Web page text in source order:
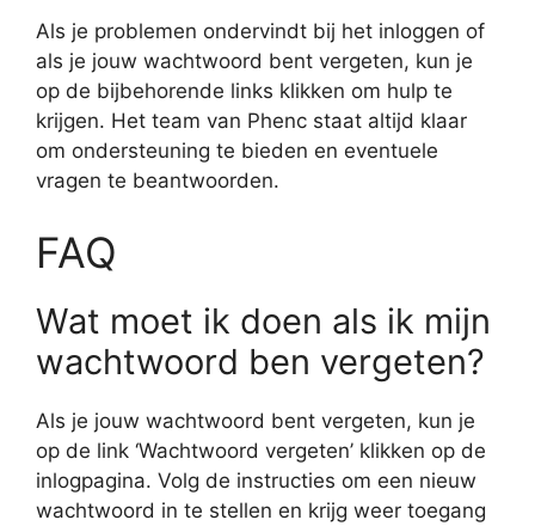
Als je problemen ondervindt bij het inloggen of
als je jouw wachtwoord bent vergeten, kun je
op de bijbehorende links klikken om hulp te
krijgen. Het team van Phenc staat altijd klaar
om ondersteuning te bieden en eventuele
vragen te beantwoorden.
FAQ
Wat moet ik doen als ik mijn
wachtwoord ben vergeten?
Als je jouw wachtwoord bent vergeten, kun je
op de link ‘Wachtwoord vergeten’ klikken op de
inlogpagina. Volg de instructies om een nieuw
wachtwoord in te stellen en krijg weer toegang